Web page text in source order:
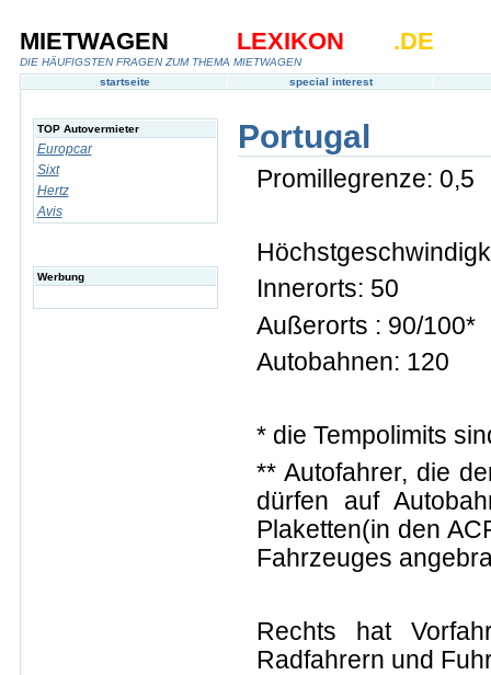
MIETWAGEN LEXIKON .DE
DIE HÄUFIGSTEN FRAGEN ZUM THEMA MIETWAGEN
startseite
special interest
TOP Autovermieter
Europcar
Sixt
Hertz
Avis
Werbung
Portugal
Promillegrenze: 0,5
Innerorts: 50
Außerorts : 90/100*
Autobahnen: 120
* die Tempolimits
** Autofahrer, die
dürfen auf
Plaketten(in den
Fahrzeuges
Rechts hat
Radfahrern und